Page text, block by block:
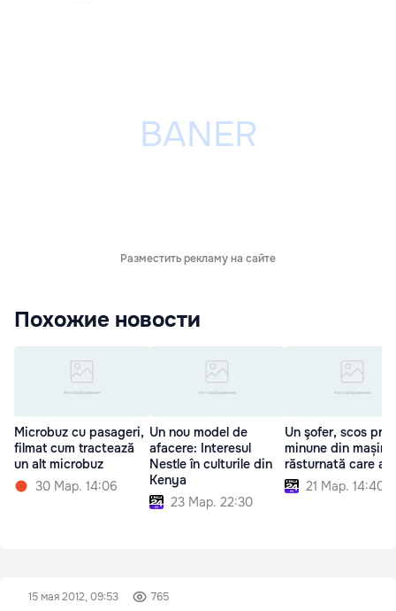
Разместить рекламу на сайте
Похожие новости
Microbuz cu pasageri,
filmat cum tractează
un alt microbuz
30 Мар. 14:06
Un nou model de
afacere: Interesul
Nestle în culturile din
Kenya
23 Мар. 22:30
Un şofer, scos prin
minune din mașina
răsturnată care
21 Мар. 14:40
15 мая 2012, 09:53 765